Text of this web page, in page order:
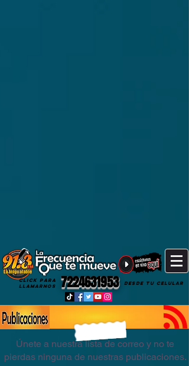
7224631953
CLICK PARA
LLAMARNOS
DESDE TU CELULAR
Únete a nuestra lista de correo y no te
pierdas ninguna de nuestras publicaciones.